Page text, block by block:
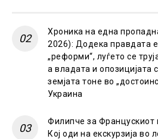
Хроника на една
2026): Додека правдата
„реформи“, луѓето се
а владата и опозицијата
земјата тоне во
Украина
Филипче за Францускиот
Кој оди на екскурзија во